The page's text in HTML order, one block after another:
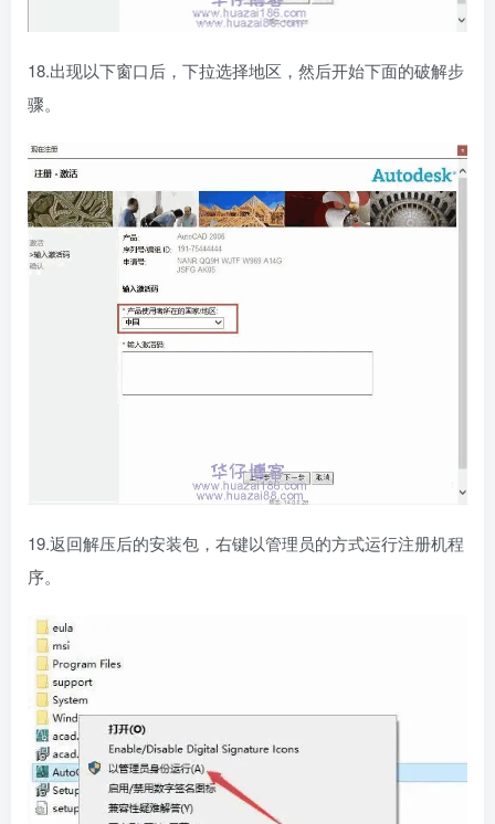
18.出现以下窗口后，下拉选择地区，然后开始下面的破解步
骤。
19.返回解压后的安装包，右键以管理员的方式运行注册机程
序。